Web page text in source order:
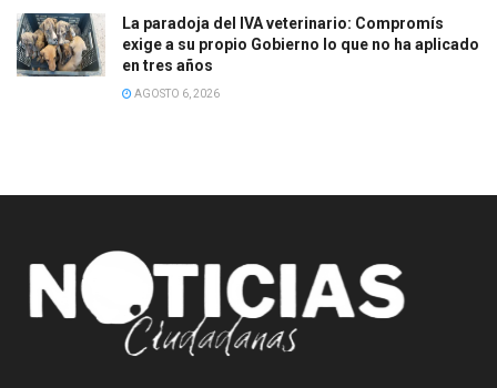
La paradoja del IVA veterinario: Compromís
exige a su propio Gobierno lo que no ha aplicado
en tres años
AGOSTO 6, 2026